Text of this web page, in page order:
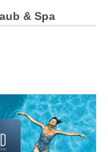
& Spa